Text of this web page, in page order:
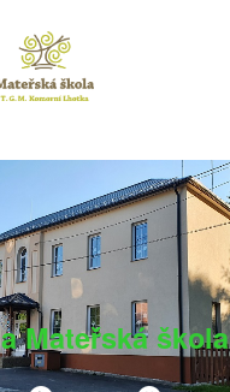
a Mateřská škola